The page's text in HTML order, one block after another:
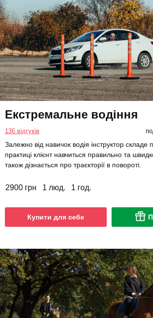
Екстремальне водіння
136 відгуків
Залежно від навичок водія інструктор складе
практиці клієнт навчиться правильно та
також дізнається про траєкторії в повороті.
2900 грн 1 люд. 1 год.
Купити для себе